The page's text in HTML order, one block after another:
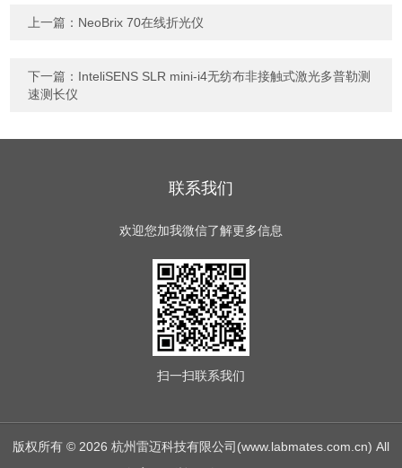
上一篇： NeoBrix 70在线折光仪
下一篇： InteliSENS SLR mini-i4无纺布非接触式激光多普勒测
速测长仪
联系我们
欢迎您加我微信了解更多信息
扫一扫联系我们
版权所有 © 2026 杭州雷迈科技有限公司(www.labmates.com.cn) All